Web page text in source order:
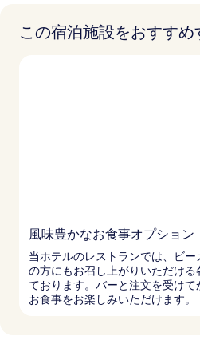
この宿泊施設をおすすめ
風味豊かなお食事オプション
当ホテルのレストランでは、ビ
の方にもお召し上がりいただける
ております。バーと注文を受け
お食事をお楽しみいただけます。